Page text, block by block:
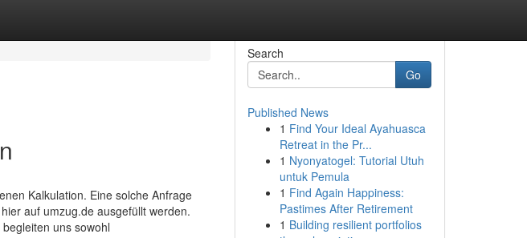
Kalkulation. Eine solche Anfrage
auf umzug.de ausgefüllt werden.
uns sowohl
Search
Go
Published News
1 Find Your Ideal Ayahuasca
Retreat in the Pr...
1 Nyonyatogel: Tutorial Utuh
untuk Pemula
1 Find Again Happiness:
Pastimes After Retirement
1 Building resilient portfolios